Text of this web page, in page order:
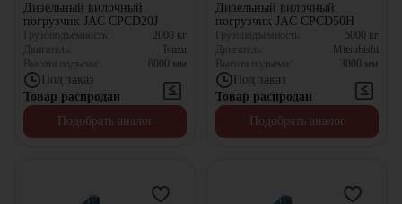
Дизельный вилочный
погрузчик JAC CPCD20J
Грузоподъемность: 2000 кг
Двигатель:
Isuzu
Высота подъема:
6000 мм
Под заказ
Товар распродан
Подобрать аналог
Дизельный вилочный
погрузчик JAC CPCD50H
Грузоподъемность: 5000 кг
Двигатель:
Mitsubishi
Высота подъема:
3000 мм
Под заказ
Товар распродан
Подобрать аналог